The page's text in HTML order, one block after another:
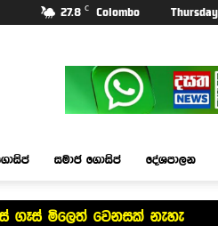
27.8 C Colombo
සමාජ ගොසිප් දේශපාලන
ගෑස් මිලෙත් වෙනසක් නැහැ